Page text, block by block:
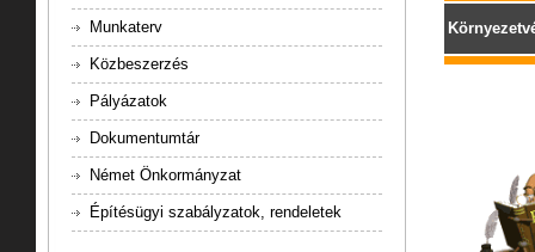
Munkaterv
Közbeszerzés
Pályázatok
Dokumentumtár
Német Önkormányzat
Építésügyi szabályzatok, rendeletek